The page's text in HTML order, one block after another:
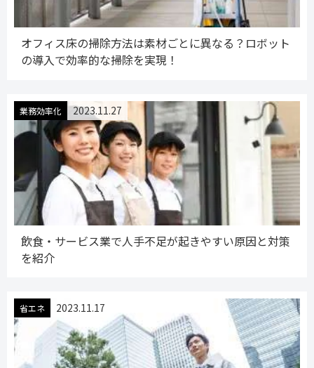
オフィス床の掃除方法は素材ごとに異なる？ロボット
の導入で効率的な掃除を実現！
業務効率化 2023.11.27
飲食・サービス業で人手不足が起きやすい原因と対策
を紹介
省エネ 2023.11.17